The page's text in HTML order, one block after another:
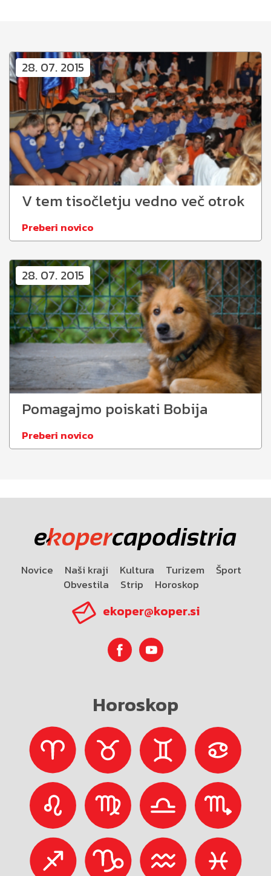
28. 07. 2015
V tem tisočletju vedno več otrok
Preberi novico
28. 07. 2015
Pomagajmo poiskati Bobija
Preberi novico
Novice Naši kraji Kultura Turizem
Šport
Obvestila
Strip Horoskop
ekoper@koper.si
Horoskop